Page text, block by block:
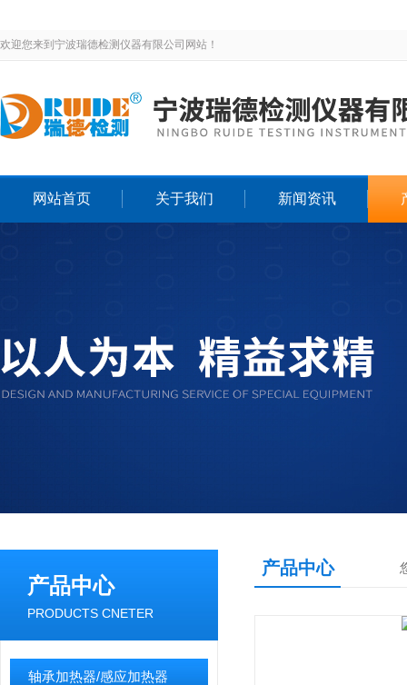
欢迎您来到宁波瑞德检测仪器有限公司网站！
网站首页 关于我们 新闻资讯
产品中心
PRODUCTS CNETER
轴承加热器/感应加热器
产品中心